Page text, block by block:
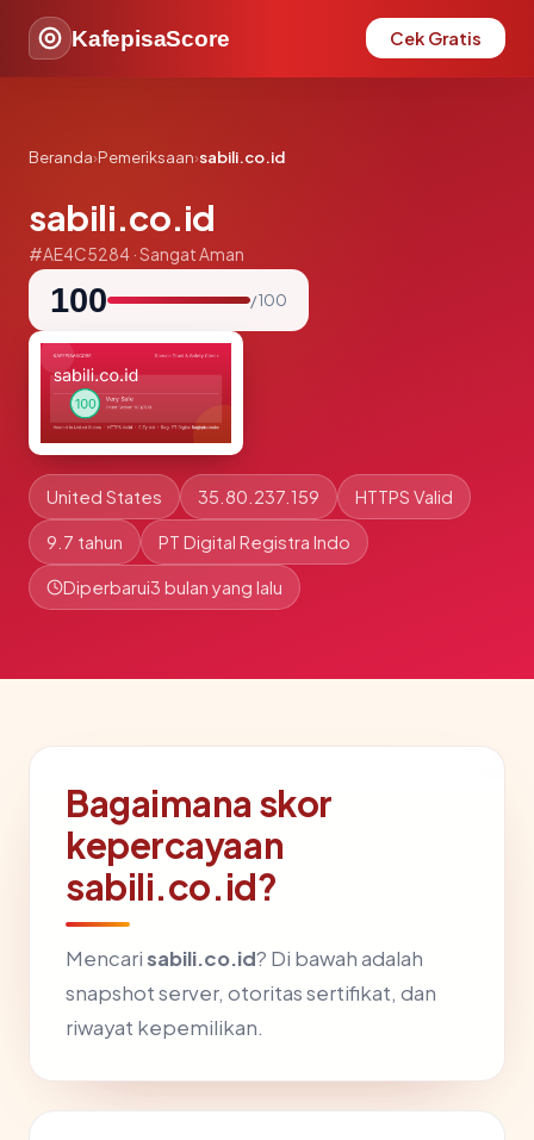
KafepisaScore Cek Gratis
Beranda›Pemeriksaan›sabili.co.id
sabili.co.id
#AE4C5284 · Sangat Aman
100 / 100
United States 35.80.237.159 HTTPS Valid
9.7 tahun PT Digital Registra Indo
Diperbarui3 bulan yang lalu
Bagaimana skor
kepercayaan
sabili.co.id?
Mencarisabili.co.id? Di bawah adalah
snapshot server, otoritas sertifikat, dan
riwayat kepemilikan.